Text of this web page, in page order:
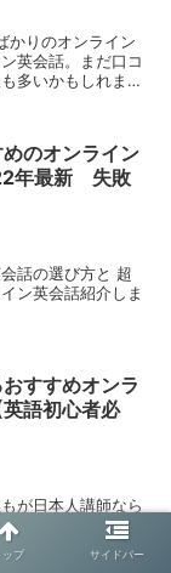
かりのオンライン
英会話。まだ口コ
多いかもしれませ
のオンライン
年最新 失敗
話の選び方と 超
ン英会話紹介しま
すすめオンラ
語初心者必
が日本人講師なら
まえて2021年最
底比較。 日本人
い。
ップ サイドバー